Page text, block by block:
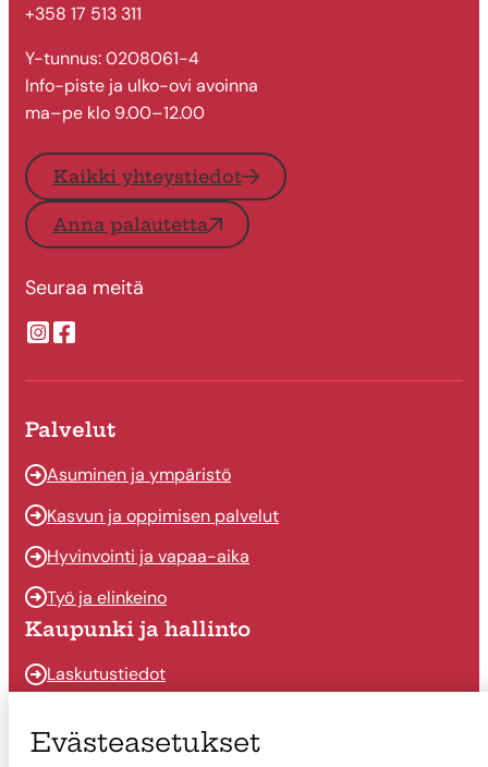
+358 17 513 311
Y-tunnus: 0208061-4
Info-piste ja ulko-ovi avoinna
ma–pe klo 9.00–12.00
Kaikki yhteystiedot
Anna palautetta
Seuraa meitä
Suonenjoen kaupungin Instragram
Suonenjoen kaupungin Facebook
Palvelut
Asuminen ja ympäristö
Kasvun ja oppimisen palvelut
Hyvinvointi ja vapaa-aika
Työ ja elinkeino
Kaupunki ja hallinto
Laskutustiedot
Päätöksenteko
Evästeasetukset